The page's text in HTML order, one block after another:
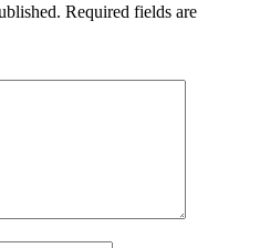
Required fields are